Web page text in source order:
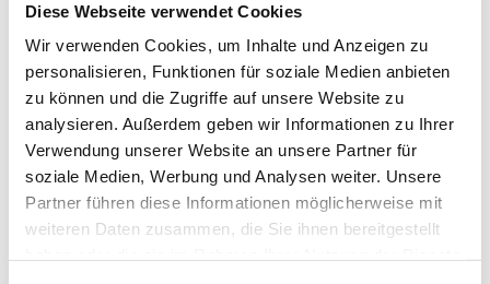
Diese Webseite verwendet Cookies
Wir verwenden Cookies, um Inhalte und Anzeigen zu
personalisieren, Funktionen für soziale Medien anbieten
zu können und die Zugriffe auf unsere Website zu
analysieren. Außerdem geben wir Informationen zu Ihrer
Verwendung unserer Website an unsere Partner für
soziale Medien, Werbung und Analysen weiter. Unsere
Partner führen diese Informationen möglicherweise mit
weiteren Daten zusammen, die Sie ihnen bereitgestellt
Nespresso Kapseln
Slippers
Wasserkocher
Backofen
Dusche